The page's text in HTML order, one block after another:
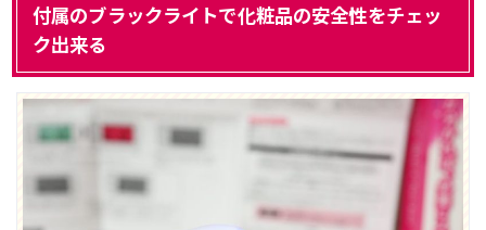
付属のブラックライトで化粧品の安全性をチェッ
ク出来る